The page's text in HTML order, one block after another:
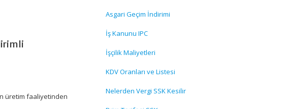
üretim faaliyetinden
Asgari Geçim İndirimi
İş Kanunu IPC
İşçilik Maliyetleri
KDV Oranları ve Listesi
Nelerden Vergi SSK Kesilir